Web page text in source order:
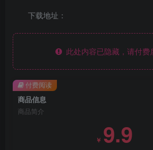
下载地址：
此处内容已隐藏，请付费
商品信息
商品简介
￥ 9.9
付费阅读